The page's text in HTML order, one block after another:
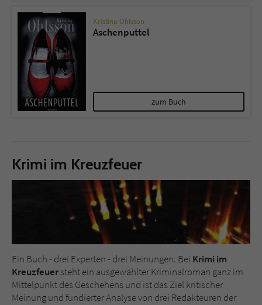
Kristina Ohlsson
Aschenputtel
zum Buch
Krimi im Kreuzfeuer
Ein Buch - drei Experten - drei Meinungen. Bei Krimi im
Kreuzfeuersteht ein ausgewählter Kriminalroman ganz im
Mittelpunkt des Geschehens und ist das Ziel kritischer
Meinung und fundierter Analyse von drei Redakteuren der